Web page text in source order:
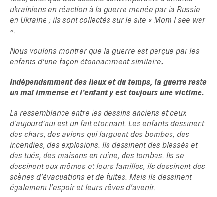
ukrainiens en réaction à la guerre menée par la Russie
en Ukraine ; ils sont collectés sur le site « Mom I see war
».
Nous voulons montrer que la guerre est perçue par les
enfants d’une façon étonnamment similaire.
Indépendamment des lieux et du temps, la guerre reste
un mal immense et l’enfant y est toujours une victime.
La ressemblance entre les dessins anciens et ceux
d’aujourd’hui est un fait étonnant. Les enfants dessinent
des chars, des avions qui larguent des bombes, des
incendies, des explosions. Ils dessinent des blessés et
des tués, des maisons en ruine, des tombes. Ils se
dessinent eux-mêmes et leurs familles, ils dessinent des
scènes d’évacuations et de fuites. Mais ils dessinent
également l’espoir et leurs rêves d’avenir.